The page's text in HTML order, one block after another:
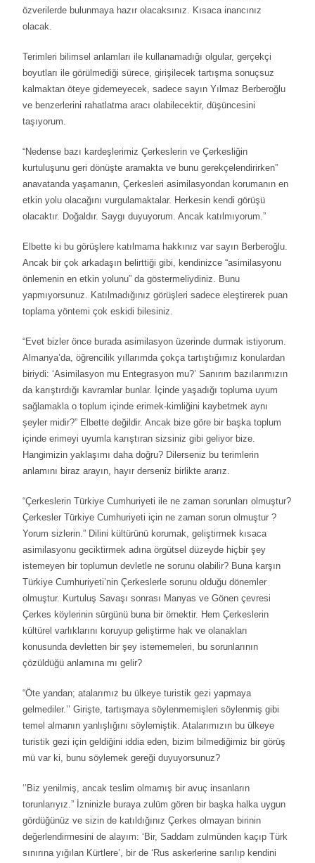
özverilerde bulunmaya hazır olacaksınız. Kısaca inancınız
olacak.
Terimleri bilimsel anlamları ile kullanamadığı olgular, gerçekçi
boyutları ile görülmediği sürece, girişilecek tartışma sonuçsuz
kalmaktan öteye gidemeyecek, sadece sayın Yılmaz Berberoğlu
ve benzerlerini rahatlatma aracı olabilecektir, düşüncesini
taşıyorum.
“Nedense bazı kardeşlerimiz Çerkeslerin ve Çerkesliğin
kurtuluşunu geri dönüşte aramakta ve bunu gerekçelendirirken”
anavatanda yaşamanın, Çerkesleri asimilasyondan korumanın en
etkin yolu olacağını vurgulamaktalar. Herkesin kendi görüşü
olacaktır. Doğaldır. Saygı duyuyorum. Ancak katılmıyorum.”
Elbette ki bu görüşlere katılmama hakkınız var sayın Berberoğlu.
Ancak bir çok arkadaşın belirttiği gibi, kendinizce “asimilasyonu
önlemenin en etkin yolunu” da göstermeliydiniz. Bunu
yapmıyorsunuz. Katılmadığınız görüşleri sadece eleştirerek puan
toplama yöntemi çok eskidi bilesiniz.
“Evet bizler önce burada asimilasyon üzerinde durmak istiyorum.
Almanya’da, öğrencilik yıllarımda çokça tartıştığımız konulardan
biriydi: ‘Asimilasyon mu Entegrasyon mu?’ Sanırım bazılarımızın
da karıştırdığı kavramlar bunlar. İçinde yaşadığı topluma uyum
sağlamakla o toplum içinde erimek-kimliğini kaybetmek aynı
şeyler midir?” Elbette değildir. Ancak bize göre bir başka toplum
içinde erimeyi uyumla karıştıran sizsiniz gibi geliyor bize.
Hangimizin yaklaşımı daha doğru? Dilerseniz bu terimlerin
anlamını biraz arayın, hayır derseniz birlikte ararız.
“Çerkeslerin Türkiye Cumhuriyeti ile ne zaman sorunları olmuştur?
Çerkesler Türkiye Cumhuriyeti için ne zaman sorun olmuştur ?
Yorum sizlerin.” Dilini kültürünü korumak, geliştirmek kısaca
asimilasyonu geciktirmek adına örgütsel düzeyde hiçbir şey
istemeyen bir toplumun devletle ne sorunu olabilir? Buna karşın
Türkiye Cumhuriyeti’nin Çerkeslerle sorunu olduğu dönemler
olmuştur. Kurtuluş Savaşı sonrası Manyas ve Gönen çevresi
Çerkes köylerinin sürgünü buna bir örnektir. Hem Çerkeslerin
kültürel varlıklarını koruyup geliştirme hak ve olanakları
konusunda devletten bir şey istememeleri, bu sorunlarının
çözüldüğü anlamına mı gelir?
“Öte yandan; atalarımız bu ülkeye turistik gezi yapmaya
gelmediler.’’ Girişte, tartışmaya söylenmemişleri söylenmiş gibi
temel almanın yanlışlığını söylemiştik. Atalarımızın bu ülkeye
turistik gezi için geldiğini iddia eden, bizim bilmediğimiz bir görüş
mü var ki, bunu söylemek gereği duyuyorsunuz?
‘’Biz yenilmiş, ancak teslim olmamış bir avuç insanların
torunlarıyız.” İzninizle buraya zulüm gören bir başka halka uygun
gördüğünüz ve sizin de katıldığınız Çerkes olmayan birinin
değerlendirmesini de alayım: ‘Bir, Saddam zulmünden kaçıp Türk
sınırına yığılan Kürtlere’, bir de ‘Rus askerlerine sarılıp kendini